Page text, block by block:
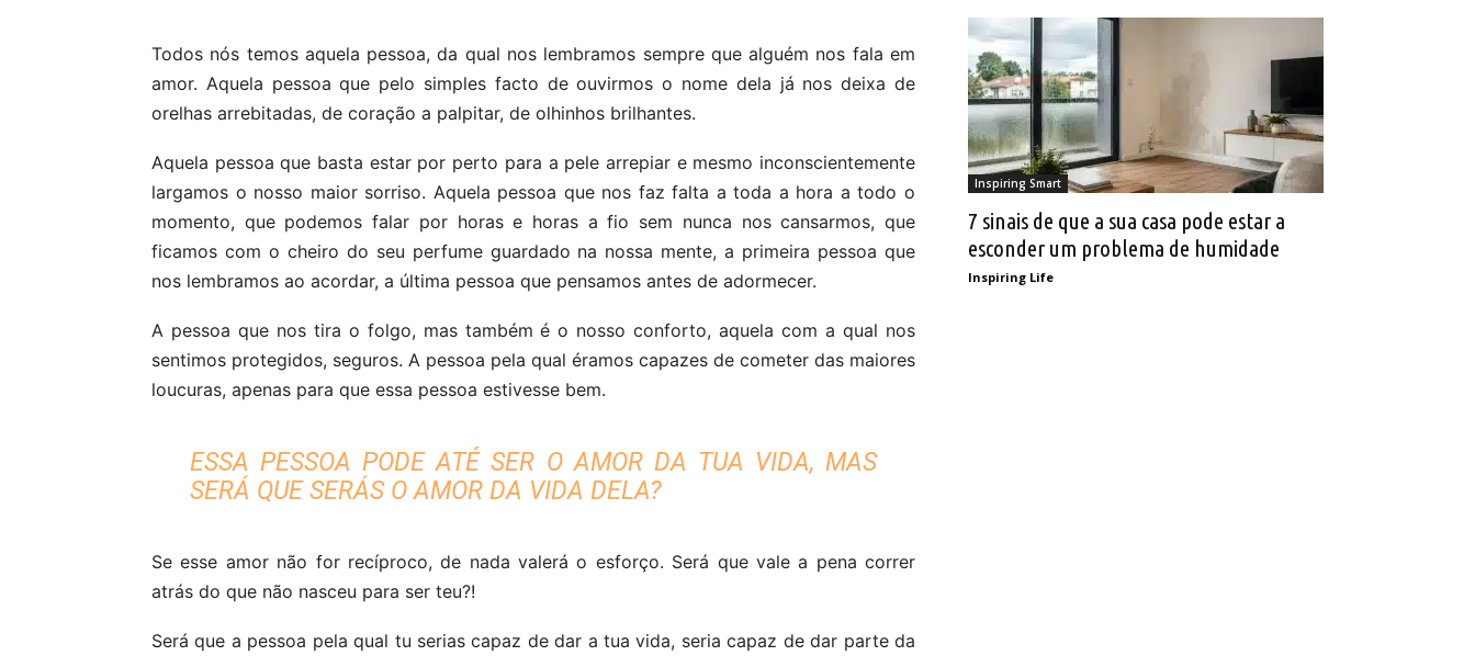
Todos nós temos aquela pessoa, da qual nos lembramos sempre que alguém nos fala em
amor. Aquela pessoa que pelo simples facto de ouvirmos o nome dela já nos deixa de
orelhas arrebitadas, de coração a palpitar, de olhinhos brilhantes.
Aquela pessoa que basta estar por perto para a pele arrepiar e mesmo inconscientemente
largamos o nosso maior sorriso. Aquela pessoa que nos faz falta a toda a hora a todo o
momento, que podemos falar por horas e horas a fio sem nunca nos cansarmos, que
ficamos com o cheiro do seu perfume guardado na nossa mente, a primeira pessoa que
nos lembramos ao acordar, a última pessoa que pensamos antes de adormecer.
A pessoa que nos tira o folgo, mas também é o nosso conforto, aquela com a qual nos
sentimos protegidos, seguros. A pessoa pela qual éramos capazes de cometer das maiores
loucuras, apenas para que essa pessoa estivesse bem.
ESSA PESSOA PODE ATÉ SER O AMOR DA TUA VIDA, MAS
SERÁ QUE SERÁS O AMOR DA VIDA DELA?
Se esse amor não for recíproco, de nada valerá o esforço. Será que vale a pena correr
atrás do que não nasceu para ser teu?!
Será que a pessoa pela qual tu serias capaz de dar a tua vida, seria capaz de dar parte da
Inspiring Smart
7 sinais de que a sua casa pode estar a
esconder um problema de humidade
Inspiring Life